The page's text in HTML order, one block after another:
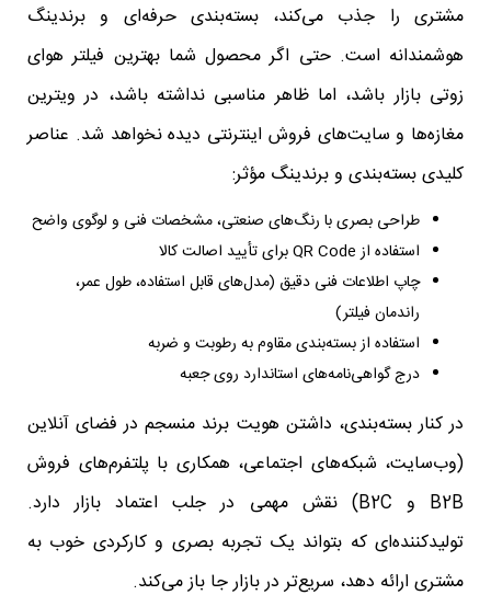
مشتری را جذب می‌کند، بسته‌بندی حرفه‌ای و برندینگ
هوشمندانه است. حتی اگر محصول شما بهترین فیلتر هوای
زوتی بازار باشد، اما ظاهر مناسبی نداشته باشد، در ویترین
مغازه‌ها و سایت‌های فروش اینترنتی دیده نخواهد شد. عناصر
کلیدی بسته‌بندی و برندینگ مؤثر:
طراحی بصری با رنگ‌های صنعتی، مشخصات فنی و لوگوی واضح
استفاده از QR Code برای تأیید اصالت کالا
چاپ اطلاعات فنی دقیق (مدل‌های قابل استفاده، طول عمر،
راندمان فیلتر)
استفاده از بسته‌بندی مقاوم به رطوبت و ضربه
درج گواهی‌نامه‌های استاندارد روی جعبه
در کنار بسته‌بندی، داشتن هویت برند منسجم در فضای آنلاین
(وب‌سایت، شبکه‌های اجتماعی، همکاری با پلتفرم‌های فروش
B2B و B2C) نقش مهمی در جلب اعتماد بازار دارد.
تولیدکننده‌ای که بتواند یک تجربه بصری و کارکردی خوب به
مشتری ارائه دهد، سریع‌تر در بازار جا باز می‌کند.